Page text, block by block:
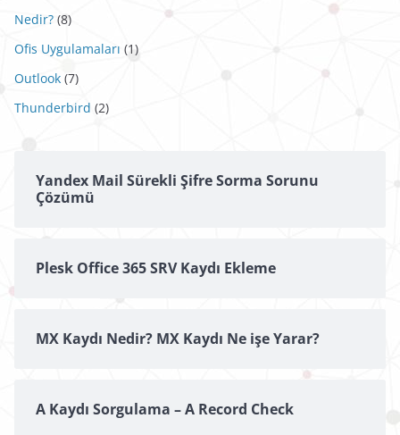
Nedir? (8)
Ofis Uygulamaları (1)
Outlook (7)
Thunderbird (2)
Yandex Mail Sürekli Şifre Sorma Sorunu
Çözümü
Plesk Office 365 SRV Kaydı Ekleme
MX Kaydı Nedir? MX Kaydı Ne işe Yarar?
A Kaydı Sorgulama – A Record Check